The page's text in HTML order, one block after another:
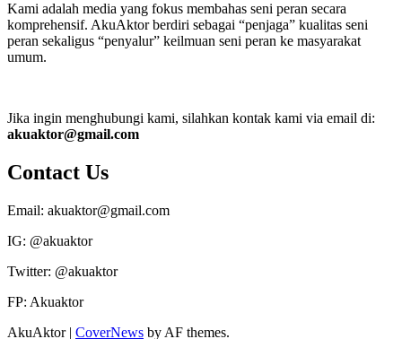
Kami adalah media yang fokus membahas seni peran secara
komprehensif. AkuAktor berdiri sebagai “penjaga” kualitas seni
peran sekaligus “penyalur” keilmuan seni peran ke masyarakat
umum.
Jika ingin menghubungi kami, silahkan kontak kami via email di:
akuaktor@gmail.com
Contact Us
Email: akuaktor@gmail.com
IG: @akuaktor
Twitter: @akuaktor
FP: Akuaktor
AkuAktor | CoverNews by AF themes.